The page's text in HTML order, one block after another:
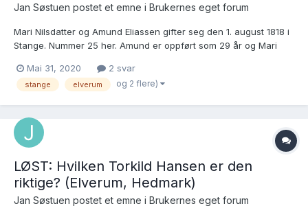
Jan Søstuen postet et emne i Brukernes eget forum
Mari Nilsdatter og Amund Eliassen gifter seg den 1. august 1818 i
Stange. Nummer 25 her. Amund er oppført som 29 år og Mari
døpes i Elverum den 10. mai 1789. Lenke. Mari skulle da være
født rundt 1793. Ved søk i FT1801 finn...
Mai 31, 2020 2 svar
stange elverum og 2 flere)
LØST: Hvilken Torkild Hansen er den
riktige? (Elverum, Hedmark)
Jan Søstuen postet et emne i Brukernes eget forum